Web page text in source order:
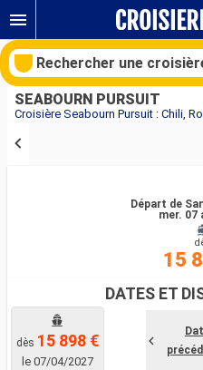
SEABOURN PURSUIT
Départ de
mer. 07
15
DATES ET
dès 15 898 €
le 07/04/2027
Rechercher une